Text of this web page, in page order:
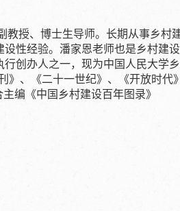
授、博士生导师。长期从事乡村
性经验。潘家恩老师也是乡村建
创办人之一，现为中国人民大学
》、《二十一世纪》、《开放时
编《中国乡村建设百年图录》